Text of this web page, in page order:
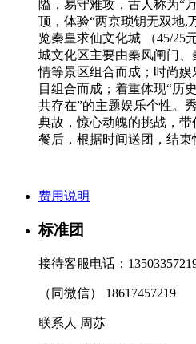
隘，易守难攻，古人称为“
顶，体验“两京琐钥无双地,
览秦皇求仙文化城 （45/25
城文化区主要由秦风闸门
情等景区组合而成；时尚
目组合而成；着重体现“历
共存在”的主题娱乐个性。
典故，惊心动魄的挑战，
餐后，根据时间送团，结束
费用说明
标准团
接待客服电话：
（同微信） 18617457219
联系人 周苏